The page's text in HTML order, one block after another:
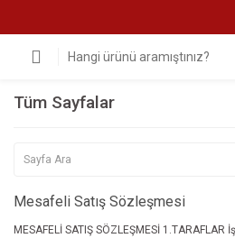
Tüm Sayfalar
Mesafeli Satış Sözleşmesi
MESAFELİ SATIŞ SÖZLEŞMESİ